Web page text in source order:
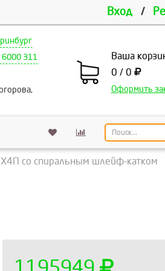
Вход /
6000 311
Ваша
0 / 0
Оформить
со спиральным шлейф-катком